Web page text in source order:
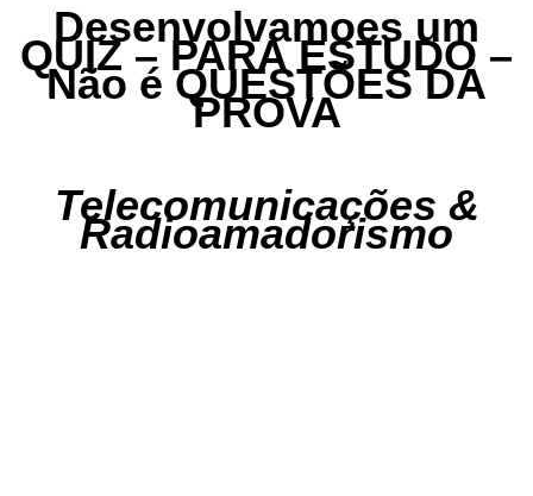
Desenvolvamoes um
QUIZ – PARA ESTUDO –
Não é QUESTÕES DA
PROVA
Telecomunicações &
Radioamadorismo